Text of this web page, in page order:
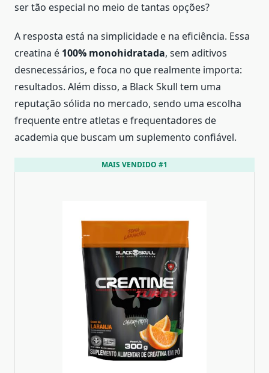
ser tão especial no meio de tantas opções?
A resposta está na simplicidade e na eficiência. Essa
creatina é 100% monohidratada, sem aditivos
desnecessários, e foca no que realmente importa:
resultados. Além disso, a Black Skull tem uma
reputação sólida no mercado, sendo uma escolha
frequente entre atletas e frequentadores de
academia que buscam um suplemento confiável.
MAIS VENDIDO #1